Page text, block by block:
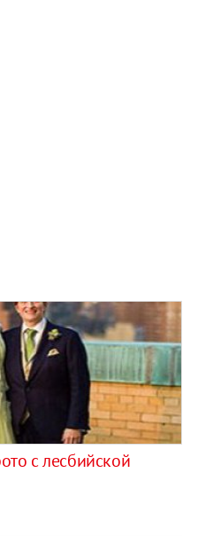
с лесбийской